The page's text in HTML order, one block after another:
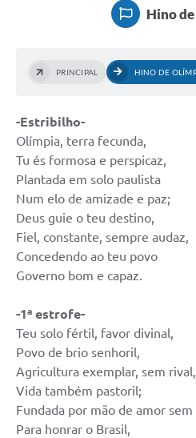
Hino
PRINCIPAL HINO DE
-Estribilho-
Olímpia, terra fecunda,
Tu és formosa e perspicaz,
Plantada em solo paulista
Num elo de amizade e paz;
Deus guie o teu destino,
Fiel, constante, sempre audaz,
Concedendo ao teu povo
Governo bom e capaz.
-1ª estrofe-
Teu solo fértil, favor divinal,
Povo de brio senhoril,
Agricultura exemplar, sem rival,
Vida também pastoril;
Fundada por mão de amor sem
Para honrar o Brasil,